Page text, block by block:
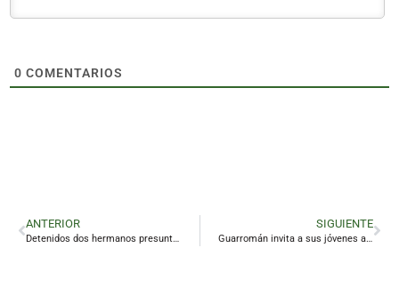
0 COMENTARIOS
ANTERIOR
Detenidos dos hermanos presuntamente implicados en la muerte de una mujer en Arjona
SIGUIENTE
Guarromán invita a sus jóvenes a diseñar la programación de verano